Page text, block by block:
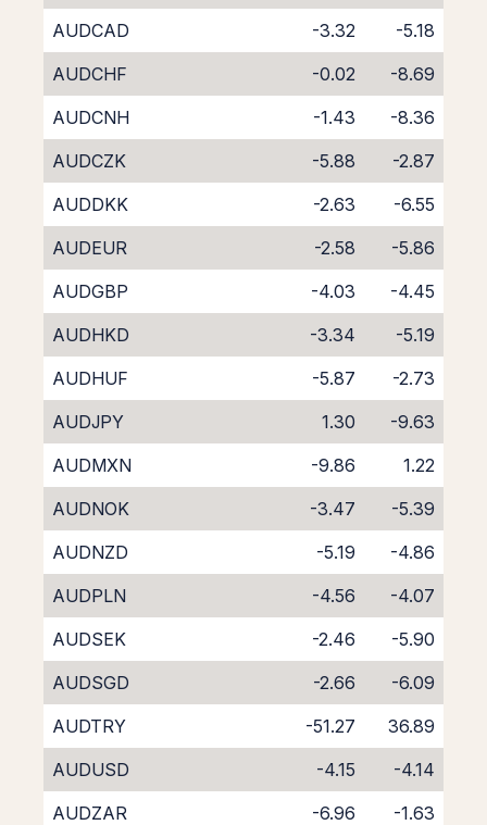
AUDCAD
-3.32
-5.18
AUDCHF
-0.02
-8.69
AUDCNH
-1.43
-8.36
AUDCZK
-5.88
-2.87
AUDDKK
-2.63
-6.55
AUDEUR
-2.58
-5.86
AUDGBP
-4.03
-4.45
AUDHKD
-3.34
-5.19
AUDHUF
-5.87
-2.73
AUDJPY
1.30
-9.63
AUDMXN
-9.86
1.22
AUDNOK
-3.47
-5.39
AUDNZD
-5.19
-4.86
AUDPLN
-4.56
-4.07
AUDSEK
-2.46
-5.90
AUDSGD
-2.66
-6.09
AUDTRY
-51.27
36.89
AUDUSD
-4.15
-4.14
AUDZAR
-6.96
-1.63